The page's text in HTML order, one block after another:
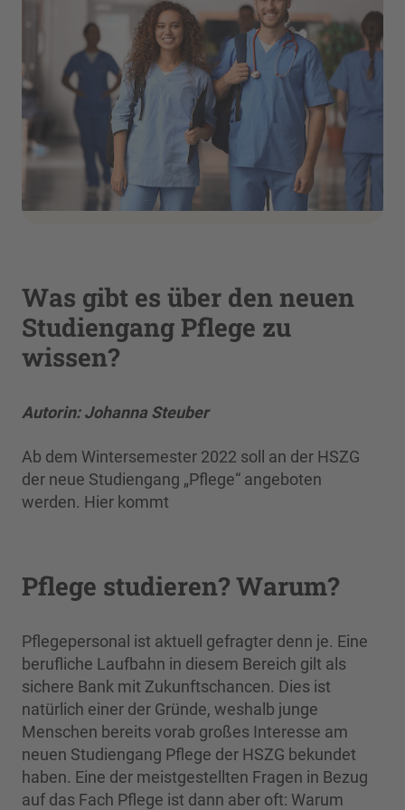
Was gibt es über den neuen
Studiengang Pflege zu
wissen?
Autorin: Johanna Steuber
Ab dem Wintersemester 2022 soll an der HSZG
der neue Studiengang „Pflege“ angeboten
werden. Hier kommt
Pflege studieren? Warum?
Pflegepersonal ist aktuell gefragter denn je. Eine
berufliche Laufbahn in diesem Bereich gilt als
sichere Bank mit Zukunftschancen. Dies ist
natürlich einer der Gründe, weshalb junge
Menschen bereits vorab großes Interesse am
neuen Studiengang Pflege der HSZG bekundet
haben. Eine der meistgestellten Fragen in Bezug
auf das Fach Pflege ist dann aber oft: Warum